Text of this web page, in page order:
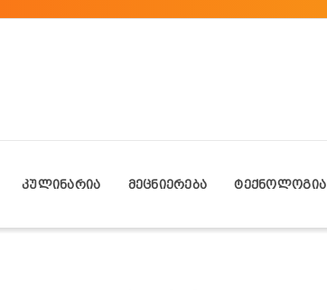
ᲙᲣᲚᲘᲜᲐᲠᲘᲐ ᲛᲔᲪᲜᲘᲔᲠᲔᲑᲐ ᲢᲔᲥᲜᲝᲚᲝᲒᲘᲐ